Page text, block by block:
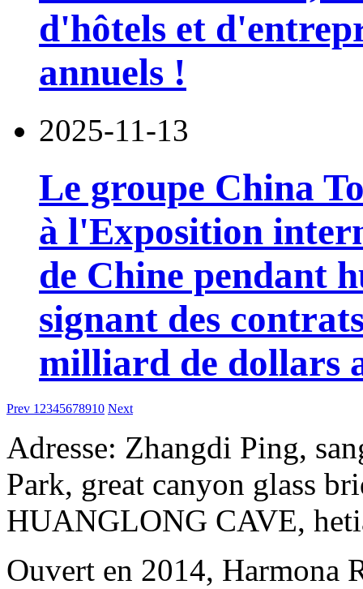
d'hôtels et
annuels !
2025-11-13
Le groupe China
à l'Exposition
de Chine pendant
signant des
milliard de dollars
Prev 1 2345678910 Next
Adresse: Zhangdi Ping,
Park, great canyon glass
HUANGLONG CAVE,
Ouvert en 2014, Harmona